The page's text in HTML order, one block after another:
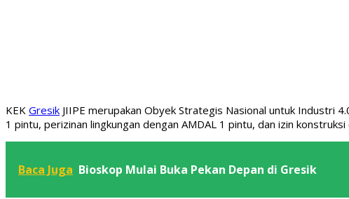
KEK Gresik JIIPE merupakan Obyek Strategis Nasional untuk Industri
1 pintu, perizinan lingkungan dengan AMDAL 1 pintu, dan izin
Baca Juga Bioskop Mulai Buka Pekan Depan di Gresik